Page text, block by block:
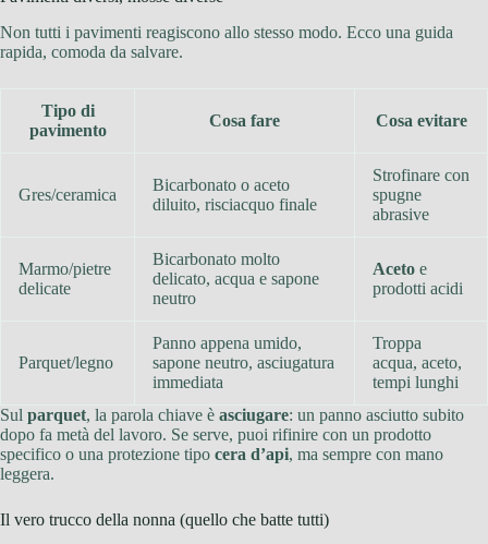
Non tutti i pavimenti reagiscono allo stesso modo. Ecco una guida
rapida, comoda da salvare.
Tipo di
pavimento
Cosa fare Cosa evitare
Gres/ceramica
Bicarbonato o aceto
diluito, risciacquo finale
Strofinare con
spugne
abrasive
Marmo/pietre
delicate
Bicarbonato molto
delicato, acqua e sapone
neutro
Aceto e
prodotti acidi
Parquet/legno
Panno appena umido,
sapone neutro, asciugatura
immediata
Troppa
acqua, aceto,
tempi lunghi
Sul parquet, la parola chiave è asciugare: un panno asciutto subito
dopo fa metà del lavoro. Se serve, puoi rifinire con un prodotto
specifico o una protezione tipo cera d’api, ma sempre con mano
leggera.
Il vero trucco della nonna (quello che batte tutti)